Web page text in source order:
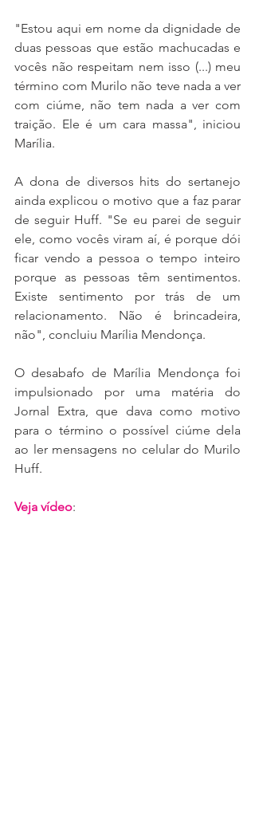
"Estou aqui em nome da dignidade de
duas pessoas que estão machucadas e
vocês não respeitam nem isso (...) meu
término com Murilo não teve nada a ver
com ciúme, não tem nada a ver com
traição. Ele é um cara massa", iniciou
Marília.
A dona de diversos hits do sertanejo
ainda explicou o motivo que a faz parar
de seguir Huff. "Se eu parei de seguir
ele, como vocês viram aí, é porque dói
ficar vendo a pessoa o tempo inteiro
porque as pessoas têm sentimentos.
Existe sentimento por trás de um
relacionamento. Não é brincadeira,
não", concluiu Marília Mendonça.
O desabafo de Marília Mendonça foi
impulsionado por uma matéria do
Jornal Extra, que dava como motivo
para o término o possível ciúme dela
ao ler mensagens no celular do Murilo
Huff.
Veja vídeo: